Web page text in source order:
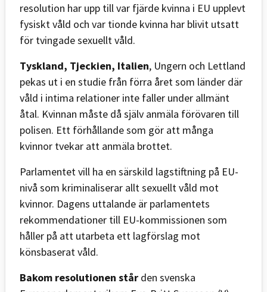
resolution har upp till var fjärde kvinna i EU upplevt
fysiskt våld och var tionde kvinna har blivit utsatt
för tvingade sexuellt våld.
Tyskland, Tjeckien, Italien, Ungern och Lettland
pekas ut i en studie från förra året som länder där
våld i intima relationer inte faller under allmänt
åtal. Kvinnan måste då själv anmäla förövaren till
polisen. Ett förhållande som gör att många
kvinnor tvekar att anmäla brottet.
Parlamentet vill ha en särskild lagstiftning på EU-
nivå som kriminaliserar allt sexuellt våld mot
kvinnor. Dagens uttalande är parlamentets
rekommendationer till EU-kommissionen som
håller på att utarbeta ett lagförslag mot
könsbaserat våld.
Bakom resolutionen står den svenska